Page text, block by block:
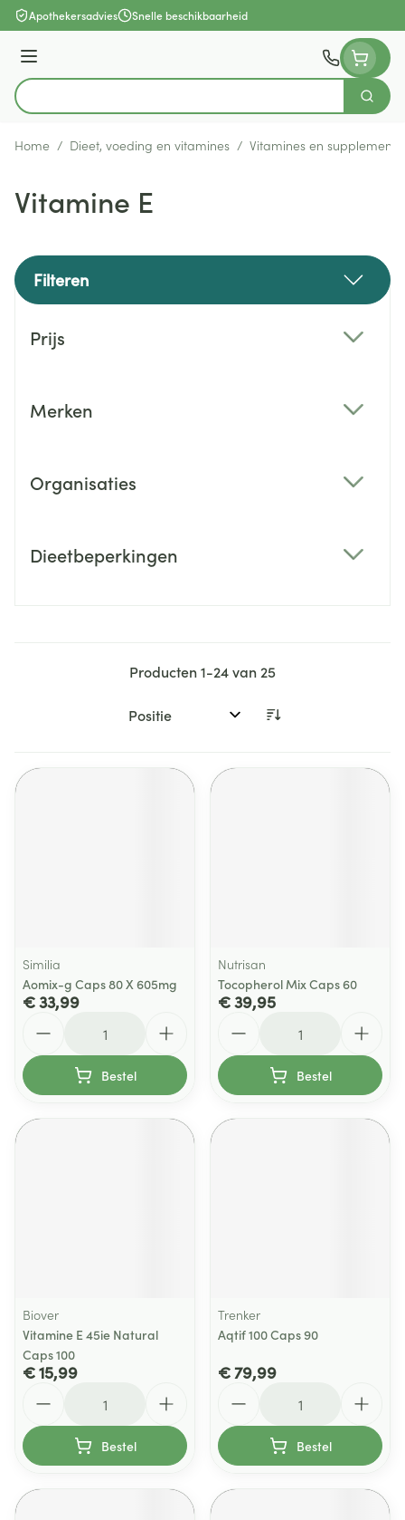
Ga naar de inhoud
Apothekersadvies Snelle beschikbaarheid
Menu
Product, merk, categorie...
Zoek
Home / Dieet, voeding en vitamines / Vitamines en
Vitamine E
Filteren
Prijs
Merken
Organisaties
Dieetbeperkingen
Producten1-24van 25
Sorteer op:
Similia
Aomix-g Caps 80 X 605mg
€ 33,99
Bestel
Nutrisan
Tocopherol Mix Caps 60
€ 39,95
Bestel
Biover
Vitamine E 45ie Natural
Caps 100
€ 15,99
Bestel
Trenker
Aqtif 100 Caps 90
€ 79,99
Bestel